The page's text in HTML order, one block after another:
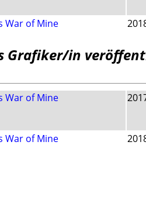
War of Mine
Grafiker/in
War of Mine
War of Mine